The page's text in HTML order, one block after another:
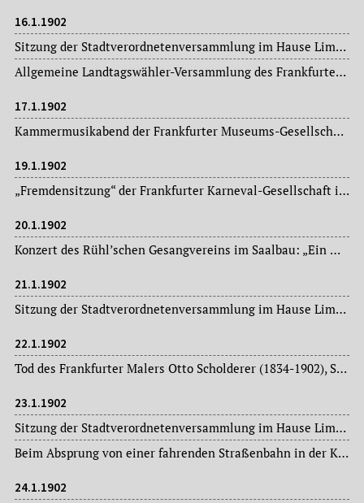
16.1.1902
Sitzung der Stadtverordnetenversammlung im Hause Limpurg: Magistratsvorlagen, Ausschussberichte.
Allgemeine Landtagswähler-Versammlung des Frankfurter Demokratischen Vereins im großen Saal des Gewerkschaftshauses – in Anwesenheit des Kandidaten der demokratischen Partei Rudolf Oeser (1858-1926), seit 1892 Mitglied der politischen Redaktion der „Frankfurter Zeitung“.
17.1.1902
Kammermusikabend der Frankfurter Museums-Gesellschaft im Saalbau.
19.1.1902
„Fremdensitzung“ der Frankfurter Karneval-Gesellschaft im Hippodrom.
20.1.1902
Konzert des Rühl’schen Gesangvereins im Saalbau: „Ein Weihnachts-Mysterium“ von Philipp Wolfrum.
21.1.1902
Sitzung der Stadtverordnetenversammlung im Hause Limpurg: Magistratsvorlagen, Ausschussberichte.
22.1.1902
Tod des Frankfurter Malers Otto Scholderer (1834-1902), Stillebenmalerei, Vermittler zwischen Romantikern und Impressionisten.
23.1.1902
Sitzung der Stadtverordnetenversammlung im Hause Limpurg: Magistratsvorlagen, Ausschussberichte.
Beim Absprung von einer fahrenden Straßenbahn in der Kaiserstraße wird ein älterer Mann tödlich verletzt.
24.1.1902